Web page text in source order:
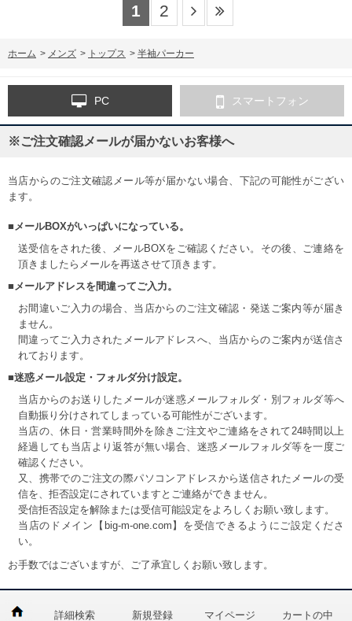
1 2
ホーム > メンズ > トップス > 半袖パーカー
PC スマートフォン
※ご注文確認メールが届かないお客様へ
当店からのご注文確認メール等が届かない場合、下記の可能性がござい
ます。
■メールBOXがいっぱいになっている。
送受信をされた後、メールBOXをご確認ください。その後、ご連絡を
頂きましたらメールを再送させて頂きます。
■メールアドレスを間違ってご入力。
お間違いご入力の場合、当店からのご注文確認・発送ご案内等が届き
ません。
間違ってご入力されたメールアドレスへ、当店からのご案内が送信さ
れております。
■迷惑メール設定・フォルダ分け設定。
当店からのお送りしたメールが迷惑メールフォルダ・別フォルダ等へ
自動振り分けされてしまっている可能性がございます。
当店の、休日・営業時間外を除きご注文やご連絡をされて24時間以上
経過しても当店より返答が無い場合、迷惑メールフォルダ等を一度ご
確認ください。
又、携帯でのご注文の際パソコンアドレスから送信されたメールの受
信を、拒否設定にされていますとご連絡ができません。
受信拒否設定を解除または受信可能設定をよろしくお願い致します。
当店のドメイン【big-m-one.com】を受信できるようにご設定くださ
い。
お手数ではございますが、ご了承宜しくお願い致します。
詳細検索 新規登録 マイページ カートの中